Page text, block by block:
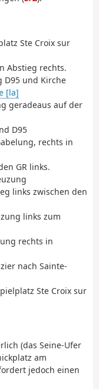
Ste Croix sur
Abstieg rechts.
D95 und Kirche
[la]
geradeaus auf der
D95
rechts in
GR links.
links zwischen den
links zum
rechts in
nach Sainte-
Ste Croix sur
(das Seine-Ufer
am
jedoch einen